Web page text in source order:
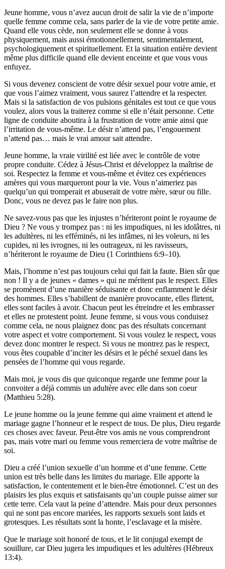
Jeune homme, vous n’avez aucun droit de salir la vie de n’importe
quelle femme comme cela, sans parler de la vie de votre petite amie.
Quand elle vous cède, non seulement elle se donne à vous
physiquement, mais aussi émotionnellement, sentimentalement,
psychologiquement et spirituellement. Et la situation entière devient
même plus difficile quand elle devient enceinte et que vous vous
enfuyez.
Si vous devenez conscient de votre désir sexuel pour votre amie, et
que vous l’aimez vraiment, vous saurez l’attendre et la respecter.
Mais si la satisfaction de vos pulsions génitales est tout ce que vous
voulez, alors vous la traiterez comme si elle n’était personne. Cette
ligne de conduite aboutira à la frustration de votre amie ainsi que
l’irritation de vous-même. Le désir n’attend pas, l’engouement
n’attend pas… mais le vrai amour sait attendre.
Jeune homme, la vraie virilité est liée avec le contrôle de votre
propre conduite. Cédez à Jésus-Christ et développez la maîtrise de
soi. Respectez la femme et vous-même et évitez ces expériences
amères qui vous marqueront pour la vie. Vous n’aimeriez pas
quelqu’un qui tromperait et abuserait de votre mère, sœur ou fille.
Donc, vous ne devez pas le faire non plus.
Ne savez-vous pas que les injustes n’hériteront point le royaume de
Dieu ? Ne vous y trompez pas : ni les impudiques, ni les idolâtres, ni
les adultères, ni les efféminés, ni les infâmes, ni les voleurs, ni les
cupides, ni les ivrognes, ni les outrageux, ni les ravisseurs,
n’hériteront le royaume de Dieu (1 Corinthiens 6:9–10).
Mais, l’homme n’est pas toujours celui qui fait la faute. Bien sûr que
non ! Il y a de jeunes « dames » qui ne méritent pas le respect. Elles
se promènent d’une manière séduisante et donc enflamment le désir
des hommes. Elles s’habillent de manière provocante, elles flirtent,
elles sont faciles à avoir. Chacun peut les étreindre et les embrasser
et elles ne protestent point. Jeune femme, si vous vous conduisez
comme cela, ne nous plaignez donc pas des résultats concernant
votre aspect et votre comportement. Si vous voulez le respect, vous
devez donc montrer le respect. Si vous ne montrez pas le respect,
vous êtes coupable d’inciter les désirs et le péché sexuel dans les
pensées de l’homme qui vous regarde.
Mais moi, je vous dis que quiconque regarde une femme pour la
convoiter a déjà commis un adultère avec elle dans son coeur
(Matthieu 5:28).
Le jeune homme ou la jeune femme qui aime vraiment et attend le
mariage gagne l’honneur et le respect de tous. De plus, Dieu regarde
ces choses avec faveur. Peut-être vos amis ne vous comprendront
pas, mais votre mari ou femme vous remerciera de votre maîtrise de
soi.
Dieu a créé l’union sexuelle d’un homme et d’une femme. Cette
union est très belle dans les limites du mariage. Elle apporte la
satisfaction, le contentement et le bien-être émotionnel. C’est un des
plaisirs les plus exquis et satisfaisants qu’un couple puisse aimer sur
cette terre. Cela vaut la peine d’attendre. Mais pour deux personnes
qui ne sont pas encore mariées, les rapports sexuels sont laids et
grotesques. Les résultats sont la honte, l’esclavage et la misère.
Que le mariage soit honoré de tous, et le lit conjugal exempt de
souillure, car Dieu jugera les impudiques et les adultères (Hébreux
13:4).